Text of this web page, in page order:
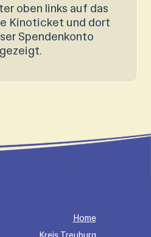
oben links auf das
Kinoticket und dort
Spendenkonto
Home